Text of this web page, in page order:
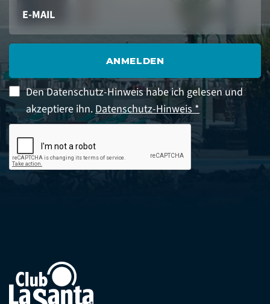
ANMELDEN
Den Datenschutz-Hinweis habe ich gelesen und
akzeptiere ihn.Datenschutz-Hinweis *